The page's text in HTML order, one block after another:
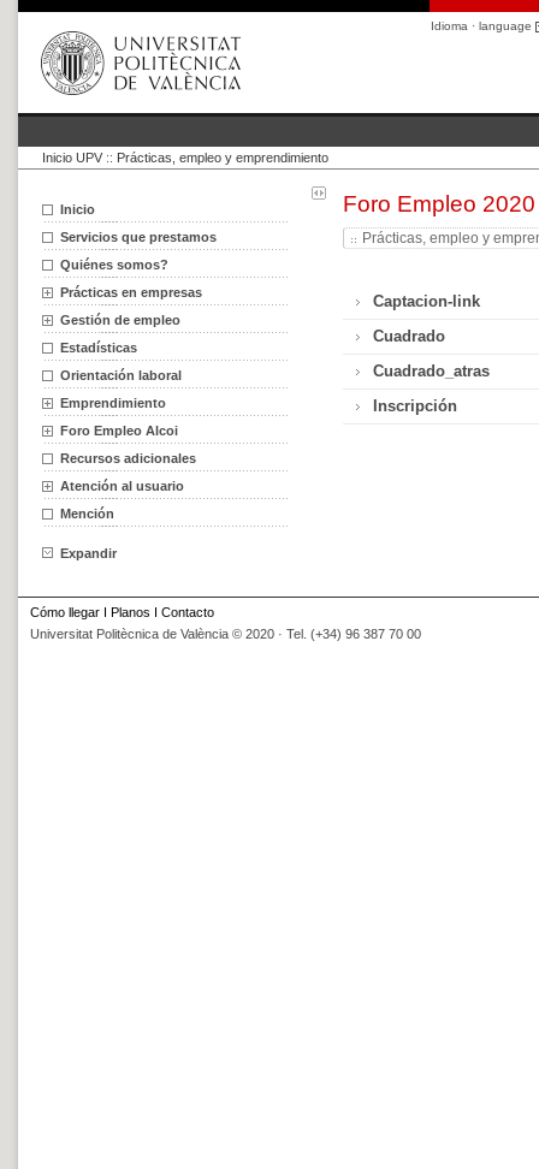
Idioma · language
Inicio UPV :: Prácticas, empleo y emprendimiento
Inicio
Servicios que prestamos
Quiénes somos?
Prácticas en empresas
Gestión de empleo
Estadísticas
Orientación laboral
Emprendimiento
Foro Empleo Alcoi
Recursos adicionales
Atención al usuario
Mención
Expandir
Foro Empleo 2020
Prácticas, empleo y
Captacion-link
Cuadrado
Cuadrado_atras
Inscripción
Cómo llegar I Planos I Contacto
Universitat Politècnica de València © 2020 · Tel. (+34) 96 387 70 00